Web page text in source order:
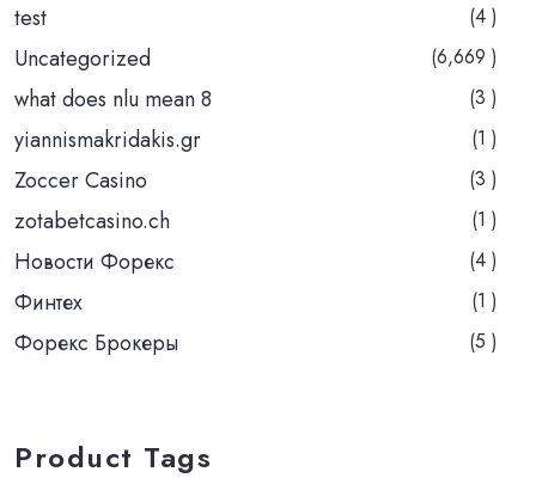
test (4 )
Uncategorized (6,669 )
what does nlu mean 8 (3 )
yiannismakridakis.gr (1 )
Zoccer Casino (3 )
zotabetcasino.ch (1 )
Новости Форекс (4 )
Финтех (1 )
Форекс Брокеры (5 )
Product Tags